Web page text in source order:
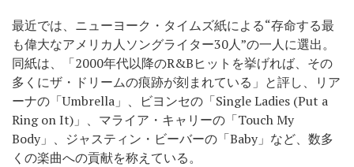
最近では、ニューヨーク・タイムズ紙による“存命する最
も偉大なアメリカ人ソングライター30人”の一人に選出。
同紙は、「2000年代以降のR&Bヒットを挙げれば、その
多くにザ・ドリームの痕跡が刻まれている」と評し、リア
ーナの「Umbrella」、ビヨンセの「Single Ladies (Put a
Ring on It)」、マライア・キャリーの「Touch My
Body」、ジャスティン・ビーバーの「Baby」など、数多
くの楽曲への貢献を称えている。